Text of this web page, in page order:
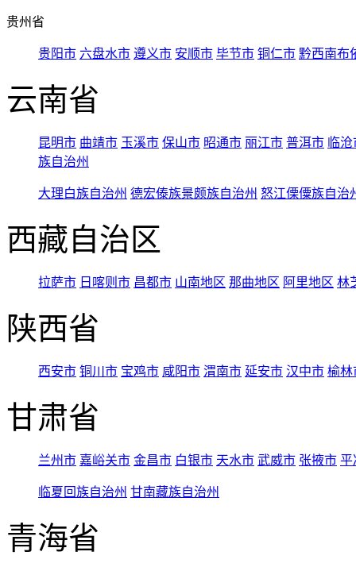
贵州省
贵阳市 六盘水市 遵义市 安顺市 毕节市 铜仁市 黔西南布
云南省
昆明市 曲靖市 玉溪市 保山市 昭通市 丽江市 普洱市 临
族自治州
大理白族自治州 德宏傣族景颇族自治州 怒江傈僳族自治
西藏自治区
拉萨市 日喀则市 昌都市 山南地区 那曲地区 阿里地区 林
陕西省
西安市 铜川市 宝鸡市 咸阳市 渭南市 延安市 汉中市 榆林
甘肃省
兰州市 嘉峪关市 金昌市 白银市 天水市 武威市 张掖市 平
临夏回族自治州 甘南藏族自治州
青海省